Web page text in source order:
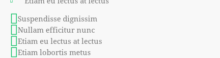
Suspendisse dignissim
Nullam efficitur nunc
Etiam eu lectus at lectus
Etiam lobortis metus